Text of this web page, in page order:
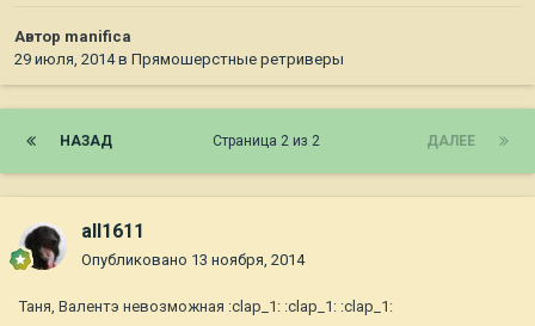
Автор manifica
29 июля, 2014в Прямошерстные ретриверы
НАЗАД ДАЛЕЕ
Страница 2 из 2
all1611
Опубликовано 13 ноября, 2014
Таня, Валентэ невозможная :clap_1: :clap_1: :clap_1: